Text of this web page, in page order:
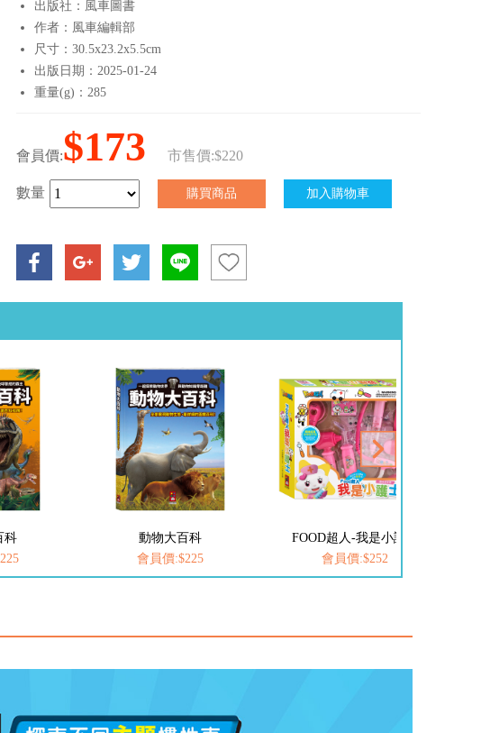
出版社：風車圖書
作者：風車編輯部
尺寸：30.5x23.2x5.5cm
出版日期：2025-01-24
重量(g)：285
會員價:$173 市售價:$220
數量
科
FOOD超人-我是小護士
會員價:$252
FOOD超人-我是小醫生
會員價:$252